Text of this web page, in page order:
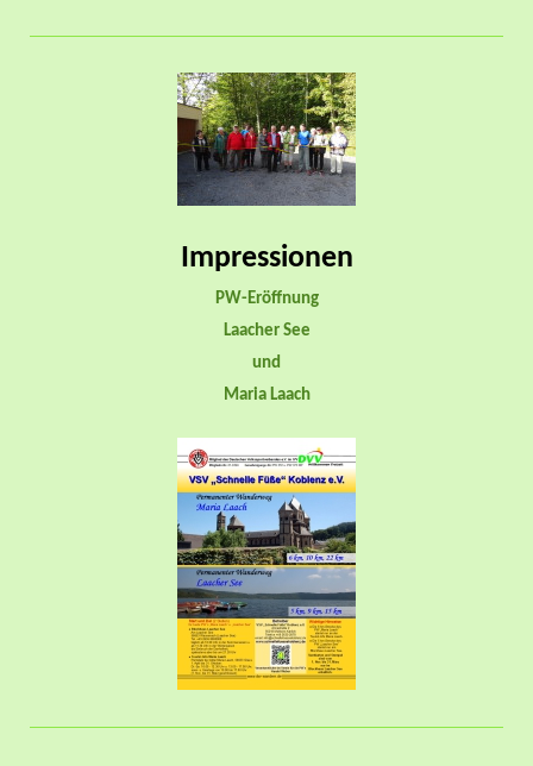
Impressionen
PW-Eröffnung
Laacher See
und
Maria Laach